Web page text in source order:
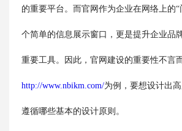
的重要平台。而官网作为企业在网络上的
个简单的信息展示窗口，更是提升企业品
重要工具。因此，官网建设的重要性不言
http://www.nbikm.com/为例，要想设计出
遵循哪些基本的设计原则。